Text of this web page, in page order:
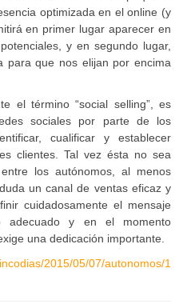
optimizada en el online (y
en primer lugar aparecer en
y en segundo lugar,
para que nos elijan por encima
el término “social selling”, es
sociales por parte de los
cualificar y establecer
clientes. Tal vez ésta no sea
los autónomos, al menos
un canal de ventas eficaz y
cuidadosamente el mensaje
adecuado y en el momento
una dedicación importante.
2015/05/07/autonomos/1